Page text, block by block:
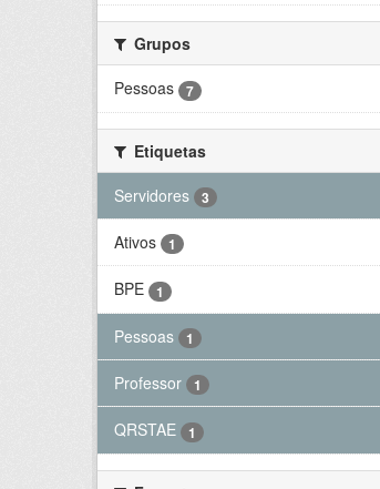
Grupos
Pessoas
7
Etiquetas
Servidores
3
Ativos 1
BPE 1
Pessoas 1
Professor 1
QRSTAE 1